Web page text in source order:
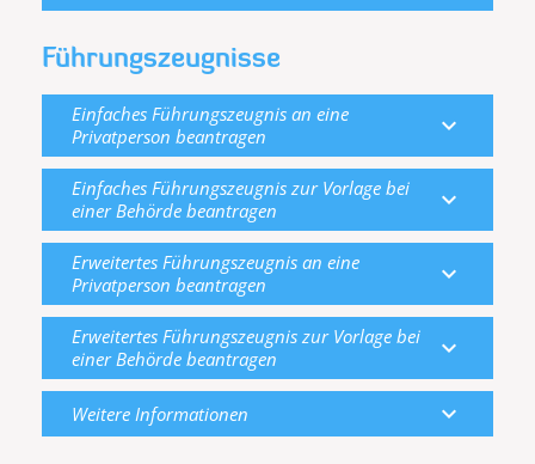
Führungszeugnisse
Einfaches Führungszeugnis an eine
Privatperson beantragen
expand_more
Einfaches Führungszeugnis zur Vorlage bei
einer Behörde beantragen
expand_more
Erweitertes Führungszeugnis an eine
Privatperson beantragen
expand_more
Erweitertes Führungszeugnis zur Vorlage bei
einer Behörde beantragen
expand_more
Weitere Informationen expand_more